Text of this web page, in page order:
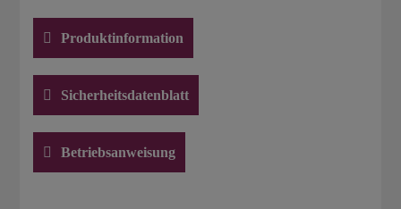
Produktinformation
Sicherheitsdatenblatt
Betriebsanweisung